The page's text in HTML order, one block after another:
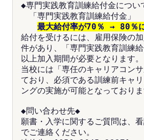
◆専門実践教育訓練給付金につい
「専門実践教育訓練給付金」
最大給付率が70％ → 80％
給付を受けるには、雇用保険の
件があり、「専門実践教育訓練
以上加入期間が必要となります。
当校には「専任のキャリアコン
ており、必須である訓練前キャ
ングの実施が可能となっておりま
◆問い合わせ先◆
願書・入学に関するご質問は、
でご連絡ください。